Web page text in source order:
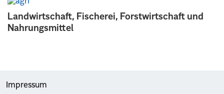
Landwirtschaft, Fischerei, Forstwirtschaft und
Nahrungsmittel
Impressum